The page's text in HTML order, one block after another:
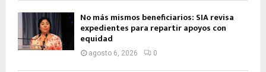
No más mismos beneficiarios: SIA revisa
expedientes para repartir apoyos con
equidad
agosto 6, 2026 0